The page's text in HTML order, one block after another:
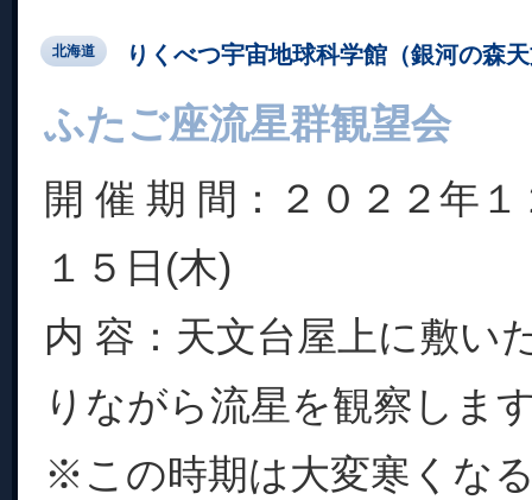
北海道 りくべつ宇宙地球科学館（銀河の森
ふたご座流星群観望会
開 催 期 間：２０２２年
１５日(木)
内 容：天文台屋上に敷い
りながら流星を観察しま
※この時期は大変寒くな